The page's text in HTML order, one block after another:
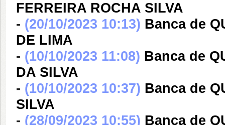
FERREIRA ROCHA SILVA
- (20/10/2023 10:13) Banca de
DE LIMA
- (10/10/2023 11:08) Banca de
DA SILVA
- (10/10/2023 10:37) Banca de
SILVA
- (28/09/2023 10:55) Banca de